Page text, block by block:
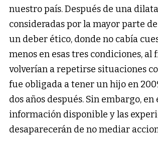
nuestro país. Después de una
consideradas por la mayor parte
un deber ético, donde no cabía
menos en esas tres condiciones,
volverían a repetirse situaciones
fue obligada a tener un hijo en
dos años después. Sin embargo,
información disponible y las
desaparecerán de no mediar